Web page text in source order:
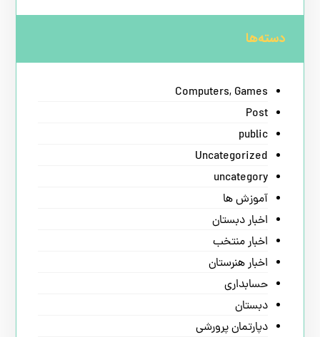
دسته‌ها
Computers, Games
Post
public
Uncategorized
uncategory
آموزش ها
اخبار دبستان
اخبار منتخب
اخبار هنرستان
حسابداری
دبستان
دپارتمان پرورشی